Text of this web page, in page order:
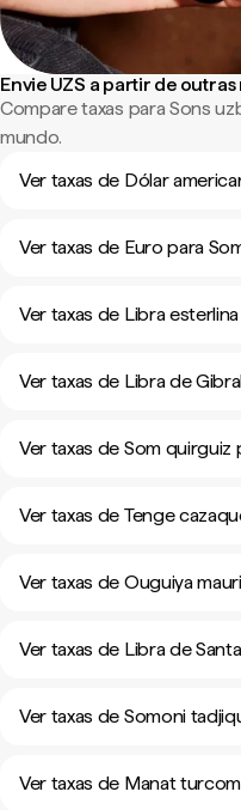
Envie UZS a partir de
Compare taxas para Sons
mundo.
Ver taxas de Dólar
Ver taxas de Euro para
Ver taxas de Libra
Ver taxas de Libra de
Ver taxas de Som quirguiz
Ver taxas de Tenge
Ver taxas de Ouguiya
Ver taxas de Libra de
Ver taxas de Somoni
Ver taxas de Manat